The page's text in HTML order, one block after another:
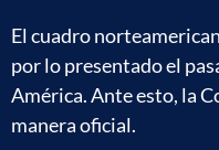
El cuadro
por lo presentado el
América. Ante esto, la
manera oficial.